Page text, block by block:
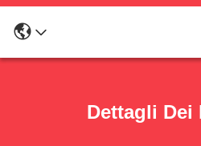
Dettagli Dei